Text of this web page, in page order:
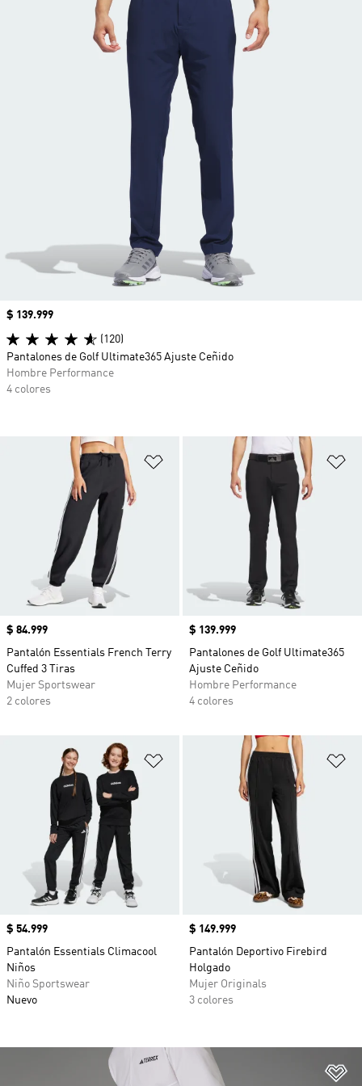
Añadir a la lista de deseos
Precio
$ 84.999
Pantalón Essentials French Terry
Cuffed 3 Tiras
Mujer Sportswear
2 colores
Precio
$ 139.999
Pantalones de Golf Ultimate365
Ajuste Ceñido
Hombre Performance
4 colores
Añadir a la lista de deseos
Precio
$ 54.999
Pantalón Essentials Climacool
Niños
Niño Sportswear
Nuevo
Precio
$ 149.999
Pantalón Deportivo Firebird
Holgado
Mujer Originals
3 colores
Precio
$ 139.999
(120)
Pantalones de Golf Ultimate365 Ajuste Ceñido
Hombre Performance
4 colores